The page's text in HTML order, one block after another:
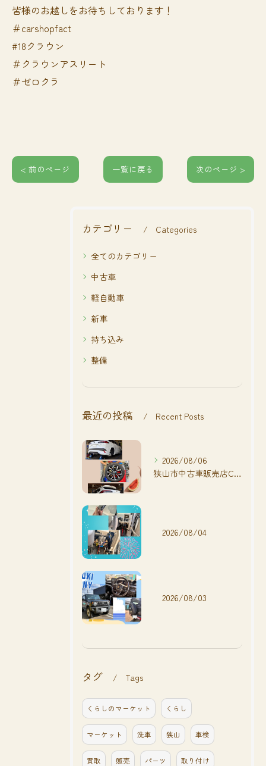
皆様のお越しをお待ちしております！
＃carshopfact
#18クラウン
＃クラウンアスリート
＃ゼロクラ
< 前のページ 一覧に戻る 次のページ >
カテゴリー Categories
全てのカテゴリー
中古車
軽自動車
新車
持ち込み
整備
最近の投稿 Recent Posts
2026/08/06
狭山市中古車販売店CarShop FACT.🚗
2026/08/04
2026/08/03
タグ Tags
くらしのマーケット くらし
マーケット 洗車 狭山 車検
買取 販売 パーツ 取り付け